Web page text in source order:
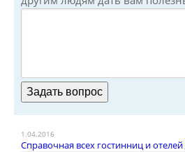
1.04.2016
Справочная всех гостинниц и